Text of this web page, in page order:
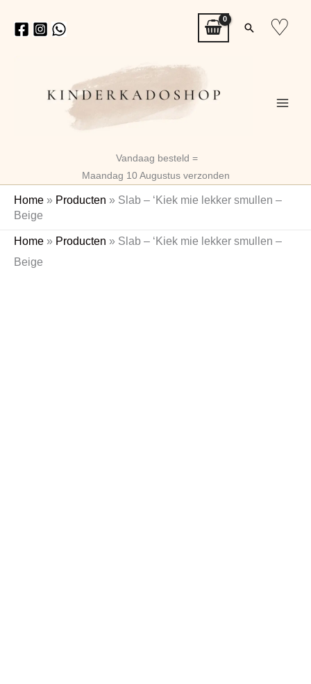
naar
Zoeken
♡
Vandaag besteld =
Maandag 10 Augustus verzonden
Home » Producten » Slab – ‘Kiek mie lekker smullen –
Beige
Home » Producten » Slab – ‘Kiek mie lekker smullen –
Beige
Slab
'Kiek